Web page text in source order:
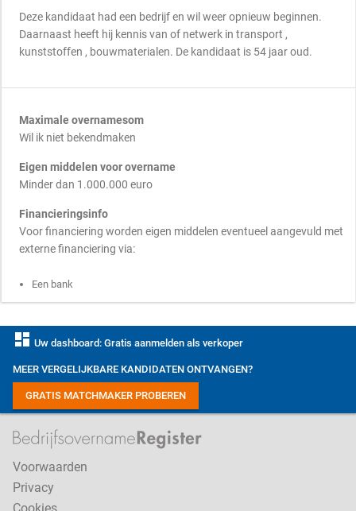
Deze kandidaat had een bedrijf en wil weer opnieuw beginnen.
Daarnaast heeft hij kennis van of netwerk in transport ,
kunststoffen , bouwmaterialen. De kandidaat is 54 jaar oud.
Maximale overnamesom
Wil ik niet bekendmaken
Eigen middelen voor overname
Minder dan 1.000.000 euro
Financieringsinfo
Voor financiering worden eigen middelen eventueel aangevuld met
externe financiering via:
Een bank
dashboard Uw dashboard: Gratis aanmelden als verkoper
MEER VERGELIJKBARE KANDIDATEN ONTVANGEN?
GRATIS MATCHMAKER PROBEREN
Voorwaarden
Privacy